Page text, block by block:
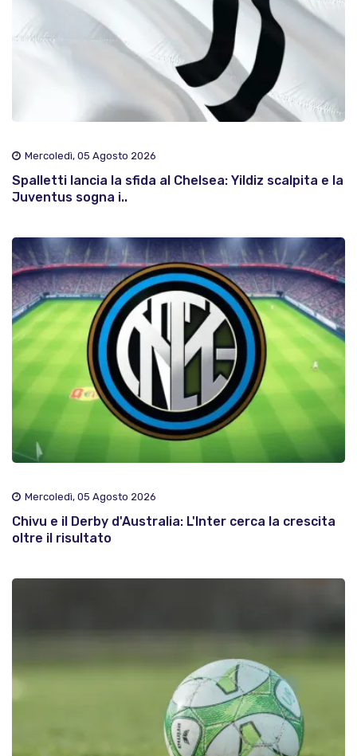
Mercoledì, 05 Agosto 2026
Spalletti lancia la sfida al Chelsea: Yildiz scalpita e la
Juventus sogna i..
Mercoledì, 05 Agosto 2026
Chivu e il Derby d'Australia: L'Inter cerca la crescita
oltre il risultato